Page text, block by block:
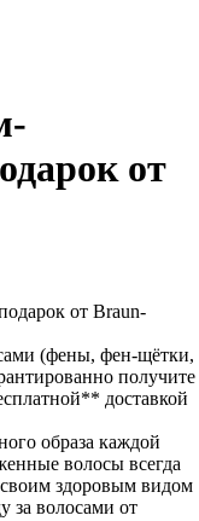
от
(фены, фен-щётки,
получите
доставкой
образа каждой
волосы всегда
здоровым видом
за волосами от